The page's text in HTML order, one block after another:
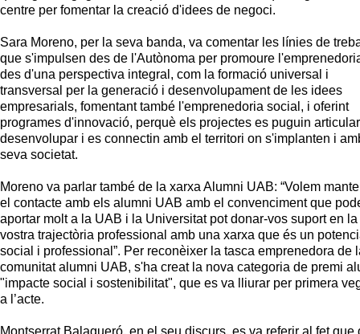
centre per fomentar la creació d'idees de negoci.
Sara Moreno, per la seva banda, va comentar les línies de
que s'impulsen des de l'Autònoma per promoure
des d'una perspectiva integral, com la formació universal i
transversal per la generació i desenvolupament de les idees
empresarials, fomentant també l'emprenedoria social, i oferint
programes d'innovació, perquè els projectes es puguin
desenvolupar i es connectin amb el territori on s'implanten i
seva societat.
Moreno va parlar també de la xarxa Alumni UAB: “Volem
el contacte amb els alumni UAB amb el convenciment que
aportar molt a la UAB i la Universitat pot donar-vos suport en la
vostra trajectòria professional amb una xarxa que és un
social i professional”. Per reconèixer la tasca emprenedora de
comunitat alumni UAB, s'ha creat la nova categoria de premi
"impacte social i sostenibilitat", que es va lliurar per primera
a l’acte.
Montserrat Balagueró, en el seu discurs, es va referir al fet que